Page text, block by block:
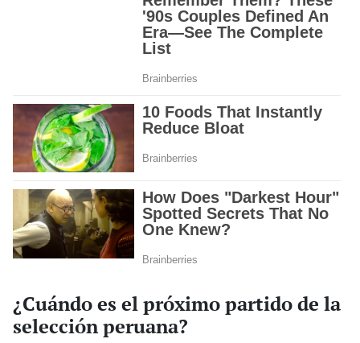
¿Cuándo es el próximo partido de la
selección peruana?